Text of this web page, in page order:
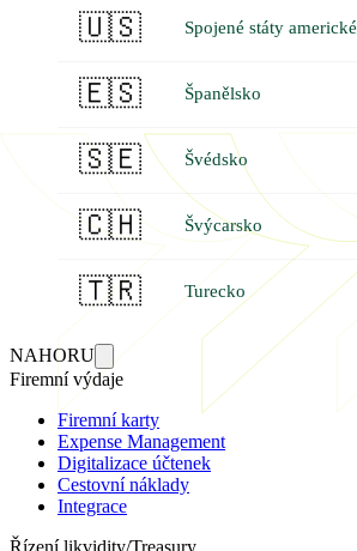
🇺🇸 Spojené státy americké
🇪🇸 Španělsko
🇸🇪 Švédsko
🇨🇭 Švýcarsko
🇹🇷 Turecko
NAHORU
Firemní výdaje
Firemní karty
Expense Management
Digitalizace účtenek
Cestovní náklady
Integrace
Řízení likvidity/Treasury